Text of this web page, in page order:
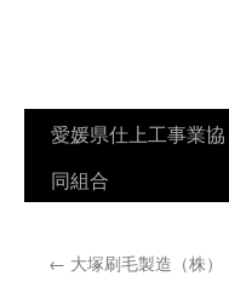
コ
ン
愛媛県仕上工事業協
同組合
← 大塚刷毛製造（株）